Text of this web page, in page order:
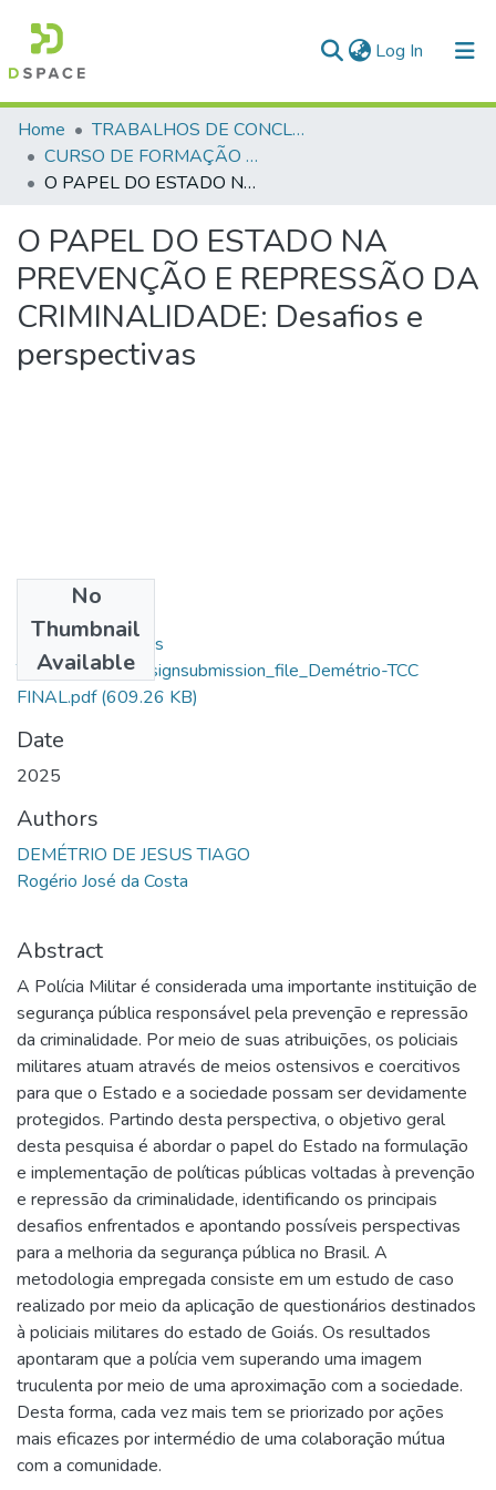
Log In (current)
Communities & Collections
All of DSpace
Home
TRABALHOS DE CONCLUSÃO DE CURSO - CFP (CURSO DE FORMAÇÃO DE PRAÇAS)
CURSO DE FORMAÇÃO DE PRAÇAS - CFP- 2025 - 2ª Turma
O PAPEL DO ESTADO NA PREVENÇÃO E REPRESSÃO DA CRIMINALIDADE: Desafios e perspectivas
O PAPEL DO ESTADO NA
PREVENÇÃO E REPRESSÃO DA
CRIMINALIDADE: Desafios e
perspectivas
No
Thumbnail
Available
Demétrio De Jesus
Tiago_77011_assignsubmission_file_Demétrio-TCC
FINAL.pdf(609.26 KB)
Date
2025
Authors
DEMÉTRIO DE JESUS TIAGO
Rogério José da Costa
Abstract
A Polícia Militar é considerada uma importante instituição de
segurança pública responsável pela prevenção e repressão
da criminalidade. Por meio de suas atribuições, os policiais
militares atuam através de meios ostensivos e coercitivos
para que o Estado e a sociedade possam ser devidamente
protegidos. Partindo desta perspectiva, o objetivo geral
desta pesquisa é abordar o papel do Estado na formulação
e implementação de políticas públicas voltadas à prevenção
e repressão da criminalidade, identificando os principais
desafios enfrentados e apontando possíveis perspectivas
para a melhoria da segurança pública no Brasil. A
metodologia empregada consiste em um estudo de caso
realizado por meio da aplicação de questionários destinados
à policiais militares do estado de Goiás. Os resultados
apontaram que a polícia vem superando uma imagem
truculenta por meio de uma aproximação com a sociedade.
Desta forma, cada vez mais tem se priorizado por ações
mais eficazes por intermédio de uma colaboração mútua
com a comunidade.